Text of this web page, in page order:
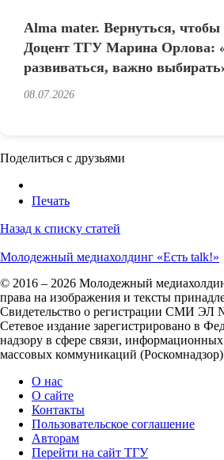
Alma mater. Вернуться, чтобы
Доцент ТГУ Марина Орлова:
развиваться, важно
08.07.2026
Поделиться с друзьями
Печать
Назад к списку статей
Молодежный медиахолдинг «Есть talk!»
© 2016 – 2026 Молодежный
права на изображения и тексты
Свидетельство о регистрации СМИ ЭЛ
Сетевое издание зарегистрировано в
надзору в сфере связи,
массовых коммуникаций (Роскомнадзор)
О нас
О сайте
Контакты
Пользовательское соглашение
Авторам
Перейти на сайт ТГУ